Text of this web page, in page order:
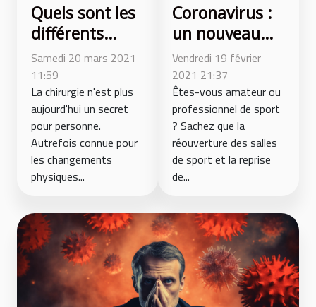
Quels sont les
différents
types de
chirurgie
intime les plus
pratiqués ?
Samedi 20 mars 2021
11:59
La chirurgie n'est plus
aujourd'hui un secret
pour personne.
Autrefois connue pour
les changements
physiques...
Coronavirus :
un nouveau
masque anti-
Covid pour les
sportifs
Vendredi 19 février
2021 21:37
Êtes-vous amateur ou
professionnel de sport
? Sachez que la
réouverture des salles
de sport et la reprise
de...